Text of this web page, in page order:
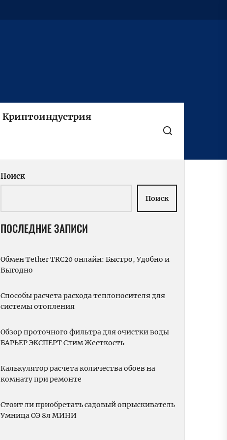
Криптоиндустрия
Поиск
Поиск
ПОСЛЕДНИЕ ЗАПИСИ
Обмен Tether TRC20 онлайн: Быстро, Удобно и
Выгодно
Способы расчета расхода теплоносителя для
системы отопления
Обзор проточного фильтра для очистки воды
БАРЬЕР ЭКСПЕРТ Слим Жесткость
Калькулятор расчета количества обоев на
комнату при ремонте
Стоит ли приобретать садовый опрыскиватель
Умница ОЭ 8л МИНИ